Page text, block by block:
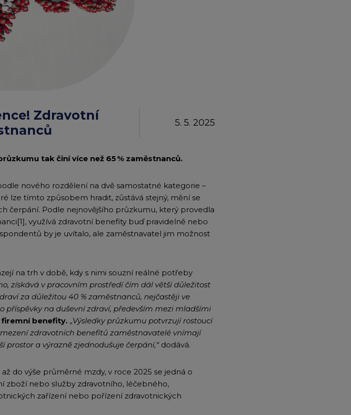
Zdravotní
5. 5. 2025
tak činí více než 65 % zaměstnanců.
nového rozdělení na dvě samostatné kategorie –
lze tímto způsobem hradit, zůstává stejný, mění se
čerpání. Podle nejnovějšího průzkumu, který provedla
využívá zdravotní benefity buď pravidelně nebo
by je uvítalo, ale zaměstnavatel jim možnost
na trh v době, kdy s nimi souzní reálné potřeby
získává v pracovním prostředí čím dál větší důležitost
za důležitou 40 % zaměstnanců, nejčastěji ve
příspěvky na duševní zdraví, především mezi mladšími
benefity. „Výsledky průzkumu potvrzují rostoucí
zdravotních benefitů zaměstnavatelé vnímají
prostor a výrazně zjednodušuje čerpání,“ dodává.
do výše průměrné mzdy, v roce 2025 se jedná o
zboží nebo služby zdravotního, léčebného,
zařízení nebo pořízení zdravotnických